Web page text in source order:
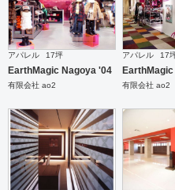
アパレル 17坪
EarthMagic Nagoya '04
有限会社 ao2
アパレル 17
有限会社 ao2